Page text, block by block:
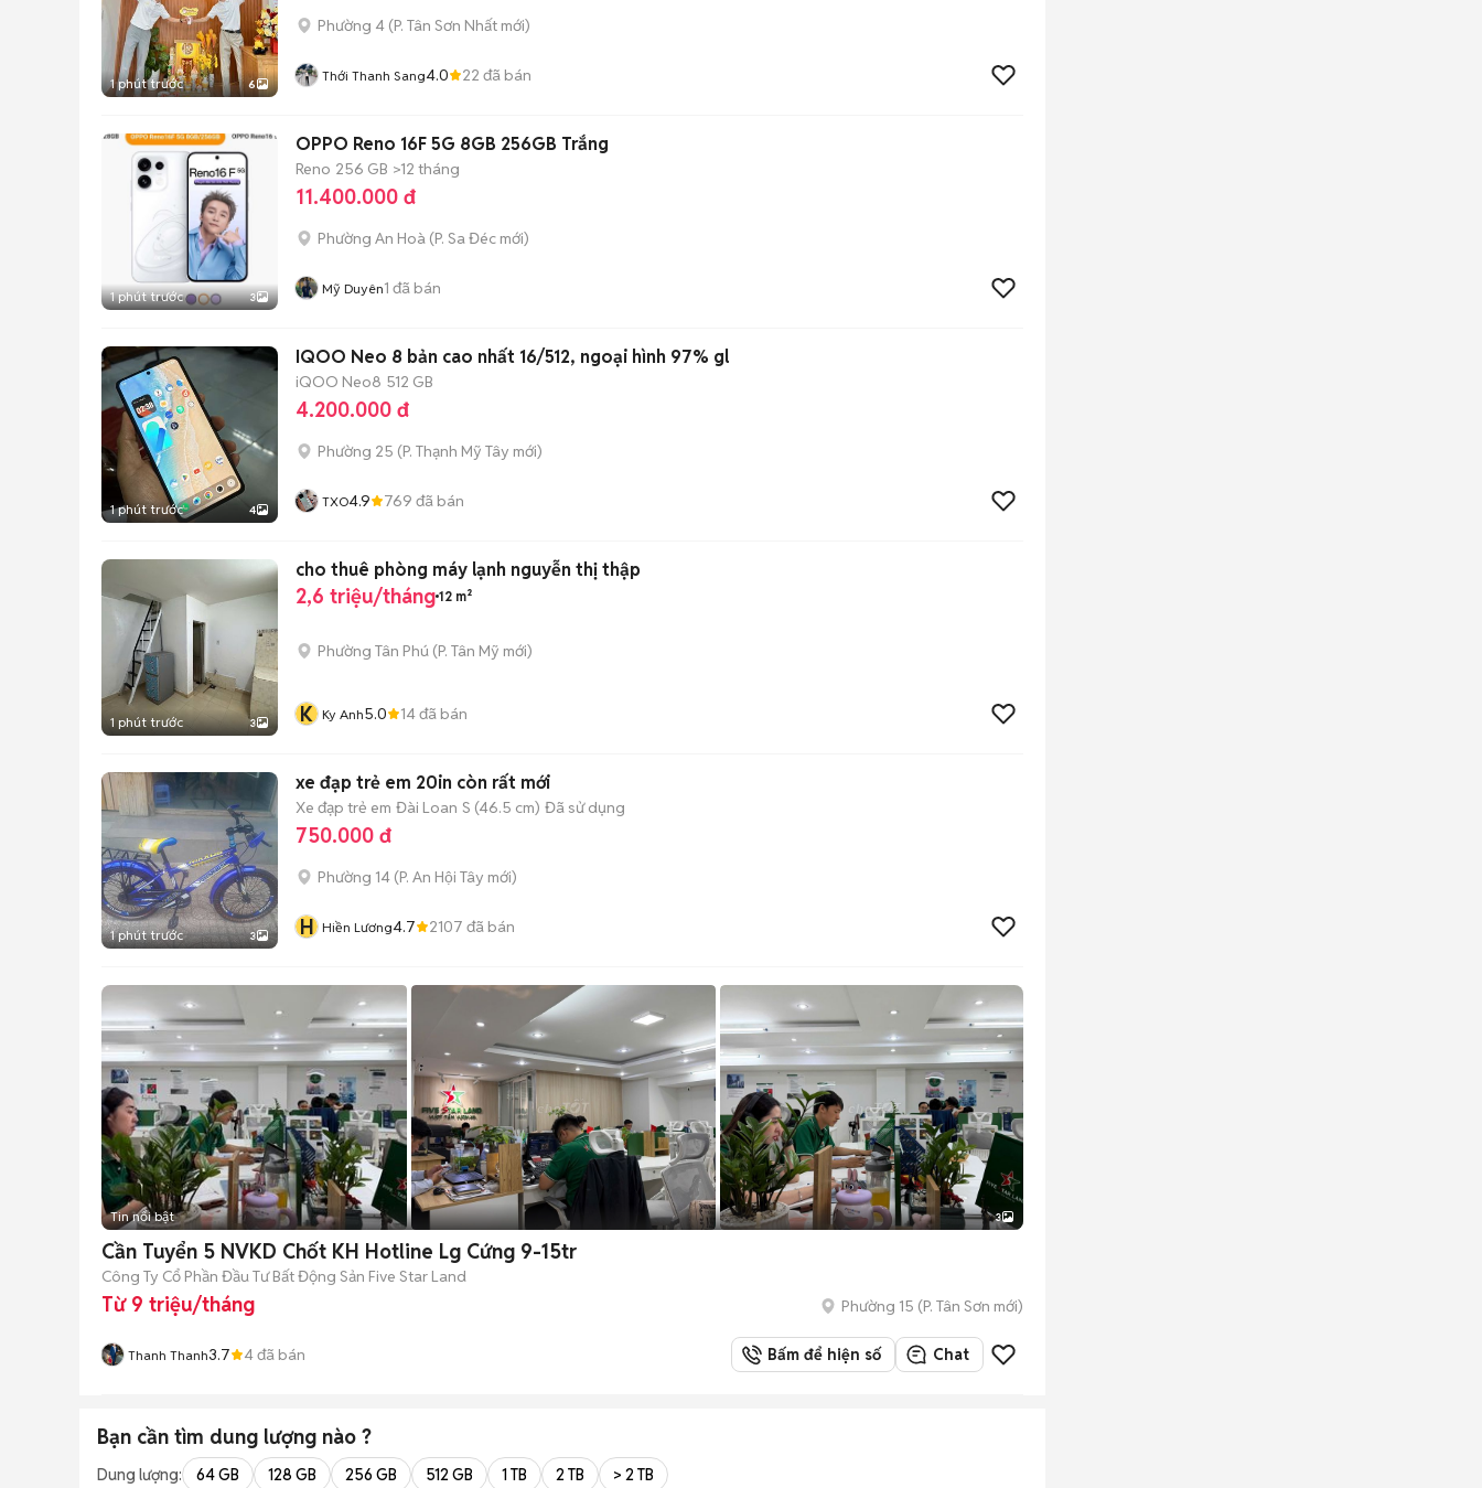
1 phút trước 6
Phường 4 (P. Tân Sơn Nhất mới)
Thới Thanh Sang4.0 22 đã bán
1 phút trước 3
OPPO Reno 16F 5G 8GB 256GB Trắng
Reno 256 GB >12 tháng
11.400.000 đ
Phường An Hoà (P. Sa Đéc mới)
Mỹ Duyên1 đã bán
1 phút trước 4
IQOO Neo 8 bản cao nhất 16/512, ngoại hình 97% gl
iQOO Neo8 512 GB
4.200.000 đ
Phường 25 (P. Thạnh Mỹ Tây mới)
TXO4.9 769 đã bán
1 phút trước 3
cho thuê phòng máy lạnh nguyễn thị thập
2,6 triệu/tháng 12 m²
Phường Tân Phú (P. Tân Mỹ mới)
K Ky Anh5.0 14đã bán
1 phút trước 3
xe đạp trẻ em 20in còn rất mới
Xe đạp trẻ em Đài Loan S (46.5 cm) Đã sử dụng
750.000 đ
Phường 14 (P. An Hội Tây mới)
H Hiền Lương4.7 2107 đã bán
Tin nổi bật 3
Cần Tuyển 5 NVKD Chốt KH Hotline Lg Cứng 9-15tr
Công Ty Cổ Phần Đầu Tư Bất Động Sản Five Star Land
Từ 9 triệu/tháng Phường 15 (P. Tân Sơn mới)
Thanh Thanh3.7 4đã bán Bấm để hiện số Chat
Bạn cần tìm dung lượng nào ?
Dung lượng: 64 GB 128 GB 256 GB 512 GB 1 TB 2 TB > 2 TB